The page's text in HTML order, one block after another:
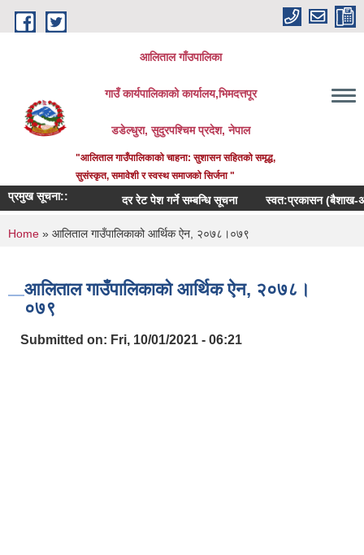
Skip to main content
आलिताल गाँउपालिका
गाउँ कार्यपालिकाको कार्यालय,भिमदत्तपूर
डडेल्धुरा, सुदुरपश्चिम प्रदेश, नेपाल
"आलिताल गाउँपालिकाको चाहना: सुशासन सहितको समृद्ध,
सुसंस्कृत, समावेशी र स्वस्थ समाजको सिर्जना "
प्रमुख सूचना:: दर रेट पेश गर्ने सम्बन्धि सूचना स्वत:प्रकासन (बैशाख-अषाढ)
You are here
Home » आलिताल गाउँपालिकाको आर्थिक ऐन, २०७८।०७९
आलिताल गाउँपालिकाको आर्थिक ऐन, २०७८।
०७९
Submitted on: Fri, 10/01/2021 - 06:21